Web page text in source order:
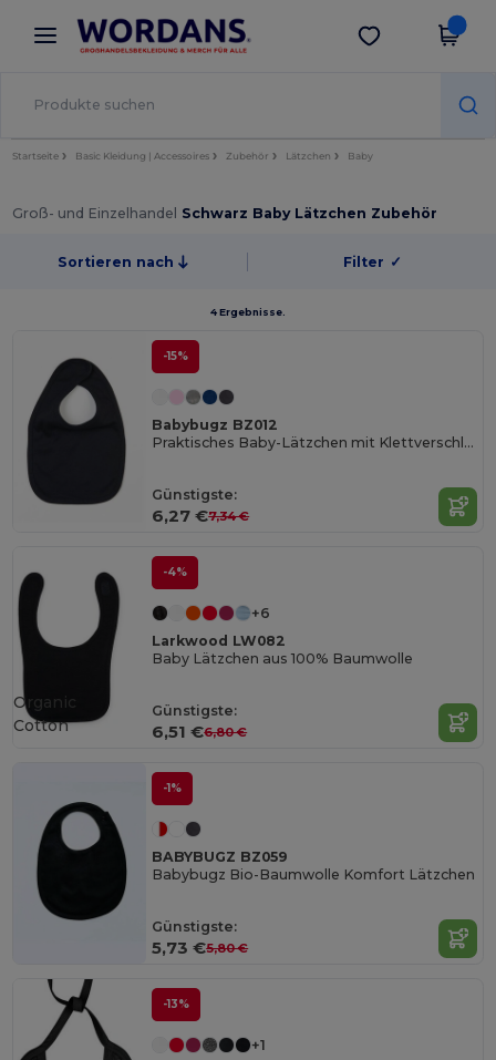
× Wordans App
Bessere Preise in der App!
App holen
Startseite Basic Kleidung | Accessoires Zubehör Lätzchen Baby
Groß- und Einzelhandel Schwarz Baby Lätzchen Zubehör
Sortieren nach Filter ✓
4 Ergebnisse.
-15%
Babybugz BZ012
Praktisches Baby-Lätzchen mit Klettverschluss
Günstigste:
6,27 €7,34 €
-4%
+6
Larkwood LW082
Baby Lätzchen aus 100% Baumwolle
Günstigste:
6,51 €6,80 €
Organic
Cotton
-1%
BABYBUGZ BZ059
Babybugz Bio-Baumwolle Komfort Lätzchen
Günstigste:
5,73 €5,80 €
-13%
+1